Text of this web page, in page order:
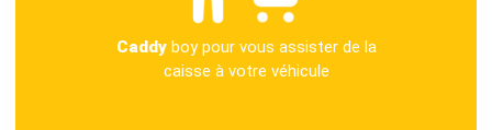
Caddyboy pour vous assister de la
caisse à votre véhicule